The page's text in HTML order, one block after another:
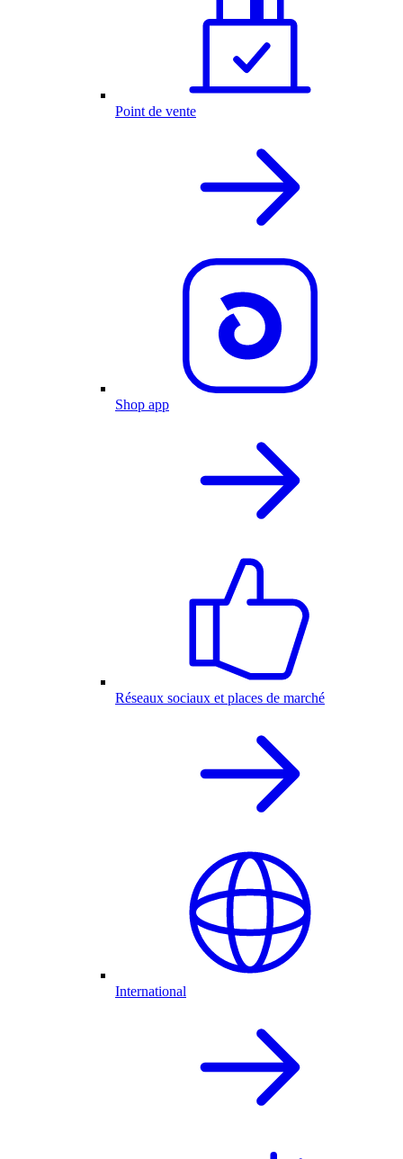
Point de vente
Shop app
Réseaux sociaux et places de marché
International